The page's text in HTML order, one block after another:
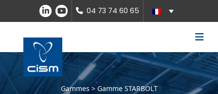
04 73 74 60 65
Gammes > Gamme STARBOLT